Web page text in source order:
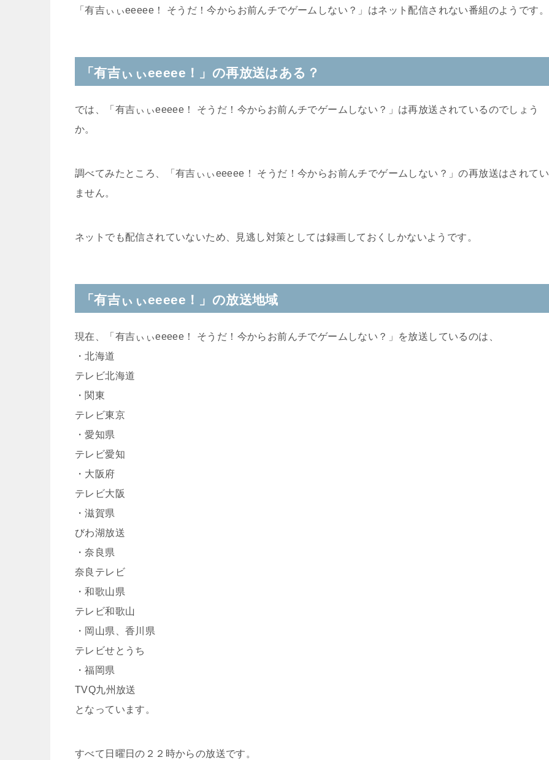
「有吉ぃぃeeeee！ そうだ！今からお前んチでゲームしない？」 はネット配信されない番組のようです。
「有吉ぃぃeeeee！」の再放送はある？
では、「有吉ぃぃeeeee！ そうだ！今からお前んチでゲームしない？
」は再放送されているのでしょう
か。
調べてみたところ、「有吉ぃぃeeeee！ そうだ！今からお前んチでゲームしない？」の再放送はされてい
ません。
ネットでも配信されていないため、見逃し対策としては録画しておくしかないようです。
「有吉ぃぃeeeee！」の放送地域
現在、「有吉ぃぃeeeee！ そうだ！今からお前んチでゲームしない？」を放送しているのは、
・北海道
テレビ北海道
・関東
テレビ東京
・愛知県
テレビ愛知
・大阪府
テレビ大阪
・滋賀県
びわ湖放送
・奈良県
奈良テレビ
・和歌山県
テレビ和歌山
・岡山県、香川県
テレビせとうち
・福岡県
TVQ九州放送
となっています。
すべて日曜日の２２時からの放送です。